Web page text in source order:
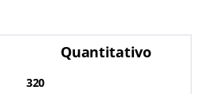
Quantitativo
320